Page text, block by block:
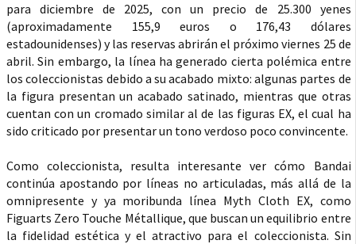
para diciembre de 2025, con un precio de 25.300 yenes
(aproximadamente 155,9 euros o 176,43 dólares
estadounidenses) y las reservas abrirán el próximo viernes 25 de
abril. Sin embargo, la línea ha generado cierta polémica entre
los coleccionistas debido a su acabado mixto: algunas partes de
la figura presentan un acabado satinado, mientras que otras
cuentan con un cromado similar al de las figuras EX, el cual ha
sido criticado por presentar un tono verdoso poco convincente.
Como coleccionista, resulta interesante ver cómo Bandai
continúa apostando por líneas no articuladas, más allá de la
omnipresente y ya moribunda línea Myth Cloth EX, como
Figuarts Zero Touche Métallique, que buscan un equilibrio entre
la fidelidad estética y el atractivo para el coleccionista. Sin